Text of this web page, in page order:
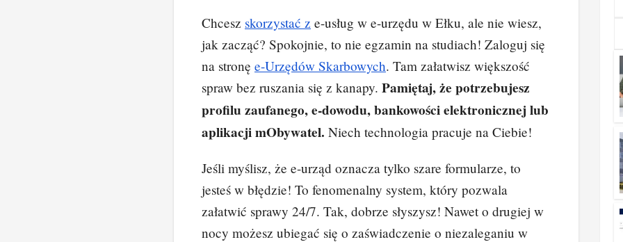
c
e
b
o
o
k
er
e
st
k
e
dI
n
d
di
t
o
p
p
y
Li
n
k
Chcesz skorzystać z e-usług w e-urzędu w Ełku, ale nie wiesz,
jak zacząć? Spokojnie, to nie egzamin na studiach! Zaloguj się
na stronę e-Urzędów Skarbowych. Tam załatwisz większość
spraw bez ruszania się z kanapy. Pamiętaj, że potrzebujesz
profilu zaufanego, e-dowodu, bankowości elektronicznej lub
aplikacji mObywatel. Niech technologia pracuje na Ciebie!
Jeśli myślisz, że e-urząd oznacza tylko szare formularze, to
jesteś w błędzie! To fenomenalny system, który pozwala
załatwić sprawy 24/7. Tak, dobrze słyszysz! Nawet o drugiej w
nocy możesz ubiegać się o zaświadczenie o niezaleganiu w